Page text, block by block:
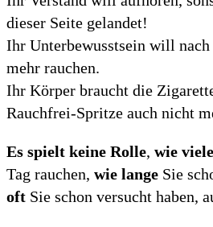
dieser Seite gelandet!
Ihr Unterbewusstsein will
mehr rauchen.
Ihr Körper braucht die
Rauchfrei-Spritze auch nicht
Es spielt keine Rolle, wie viele
Tag rauchen, wie lange Sie
oft Sie schon versucht haben,